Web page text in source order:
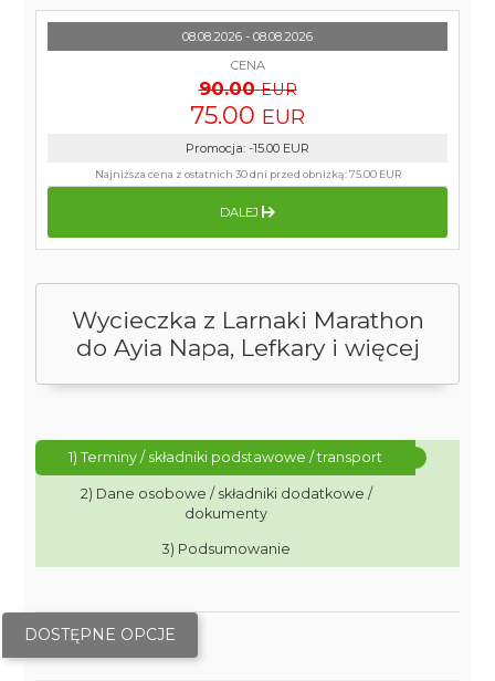
Wycieczka z Larnaki Marathon
do Ayia Napa, Lefkary i więcej
1) Terminy / składniki podstawowe / transport
2) Dane osobowe / składniki dodatkowe /
dokumenty
3) Podsumowanie
DOSTĘPNE OPCJE
08.08.2026 - 08.08.2026
CENA
90.00 EUR
75.00 EUR
Promocja: -15.00 EUR
Najniższa cena z ostatnich 30 dni przed obniżką:75.00 EUR
DALEJ